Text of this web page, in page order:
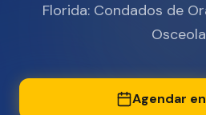
Florida: Condados de
Agendar